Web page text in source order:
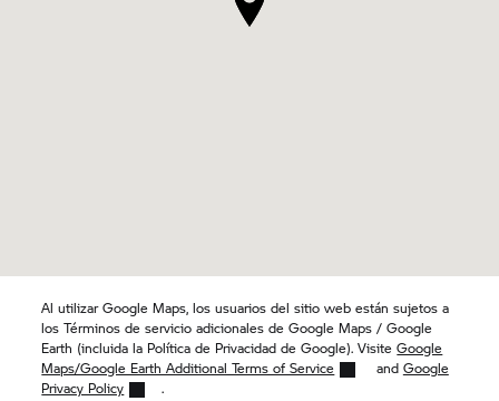
Al utilizar Google Maps, los usuarios del sitio web están sujetos a
los Términos de servicio adicionales de Google Maps / Google
Earth (incluida la Política de Privacidad de Google). VisiteGoogle
Maps/Google Earth Additional Terms of Service
and Google
Privacy Policy
.